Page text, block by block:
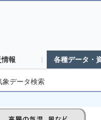
情報 各種データ・
象データ検索